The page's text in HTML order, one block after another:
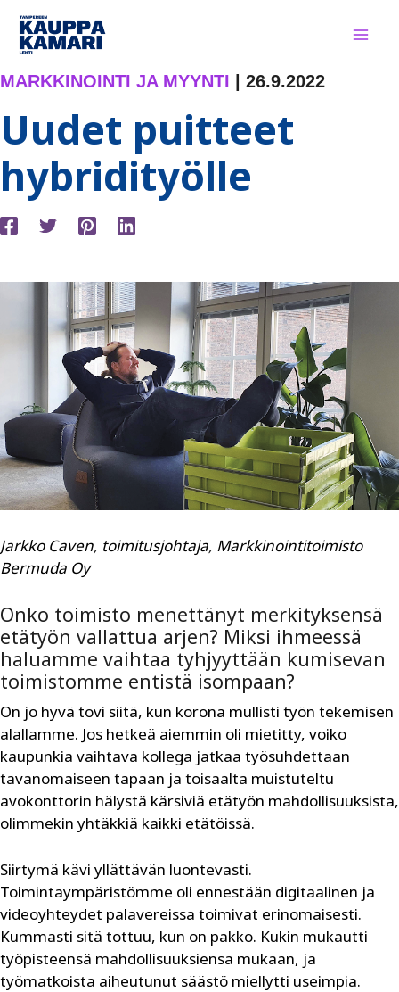
Siirry
sisältöön
MARKKINOINTI JA MYYNTI 26.9.2022
Uudet puitteet
hybridityölle
Jarkko Caven, toimitusjohtaja, Markkinointitoimisto
Bermuda Oy
Onko toimisto menettänyt merkityksensä
etätyön vallattua arjen? Miksi ihmeessä
haluamme vaihtaa tyhjyyttään kumisevan
toimistomme entistä isompaan?
On jo hyvä tovi siitä, kun korona mullisti työn tekemisen
alallamme. Jos hetkeä aiemmin oli mietitty, voiko
kaupunkia vaihtava kollega jatkaa työsuhdettaan
tavanomaiseen tapaan ja toisaalta muistuteltu
avokonttorin hälystä kärsiviä etätyön mahdollisuuksista,
olimmekin yhtäkkiä kaikki etätöissä.
Siirtymä kävi yllättävän luontevasti.
Toimintaympäristömme oli ennestään digitaalinen ja
videoyhteydet palavereissa toimivat erinomaisesti.
Kummasti sitä tottuu, kun on pakko. Kukin mukautti
työpisteensä mahdollisuuksiensa mukaan, ja
työmatkoista aiheutunut säästö miellytti useimpia.